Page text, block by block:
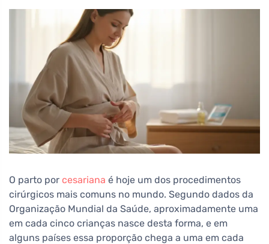
O parto por cesariana é hoje um dos procedimentos
cirúrgicos mais comuns no mundo. Segundo dados da
Organização Mundial da Saúde, aproximadamente uma
em cada cinco crianças nasce desta forma, e em
alguns países essa proporção chega a uma em cada